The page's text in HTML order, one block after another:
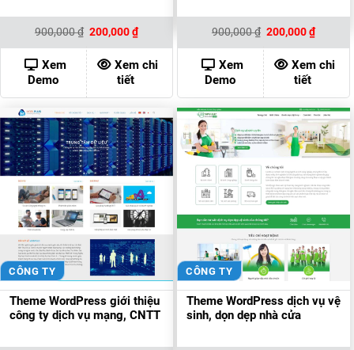
900,000₫ Giá
là:
900,000 ₫.
200,000₫Giá
hiện
tại
là:
200,000 ₫.
Xem
Demo
Xem chi
tiết
900,000₫ Giá
là:
900,000 ₫.
200,000₫Giá
hiện
tại
là:
Xem
Demo
Xem chi
tiết
CÔNG TY
Theme WordPress giới thiệu
công ty dịch vụ mạng, CNTT
CÔNG TY
Theme WordPress dịch vụ vệ
sinh, dọn dẹp nhà cửa